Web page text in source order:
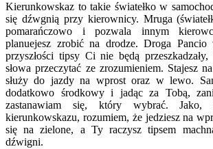
Kierunkowskaz to takie światełko w
się dźwgnią przy kierownicy. Mruga
pomarańczowo i pozwala innym
planuejesz zrobić na drodze. Droga
przyszłości tipsy Ci nie będą
słowa przeczytać ze zrozumieniem. Stajesz
służy do jazdy na wprost oraz w lewo.
dodatkowo środkowy i jadąc za Tobą,
zastanawiam się, który wybrać. Jako,
kierunkowskazu, rozumiem, że jedziesz na
się na zielone, a Ty raczysz tipsem
dźwigni.